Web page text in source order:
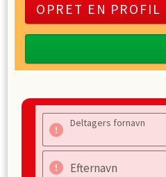
OPRET EN PROFIL
Deltagers fornavn
Efternavn